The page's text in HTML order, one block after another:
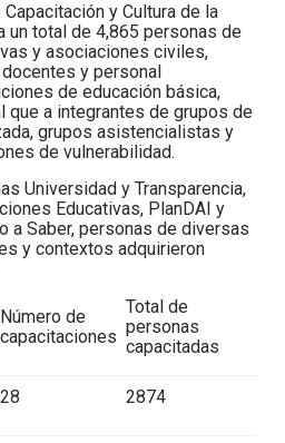
y Cultura de la
un total de 4,865 personas de
y asociaciones civiles,
y personal
de educación básica,
que a integrantes de grupos de
grupos asistencialistas y
de vulnerabilidad.
Universidad y Transparencia,
Educativas, PlanDAI y
a Saber, personas de diversas
y contextos adquirieron
Número de
capacitaciones
Total de
personas
capacitadas
28 2874